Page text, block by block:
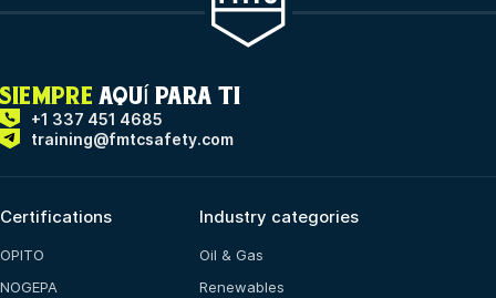
SIEMPRE AQUÍ PARA TI
+1 337 451 4685
training@fmtcsafety.com
Certifications
OPITO
NOGEPA
Industry categories
Oil & Gas
Renewables